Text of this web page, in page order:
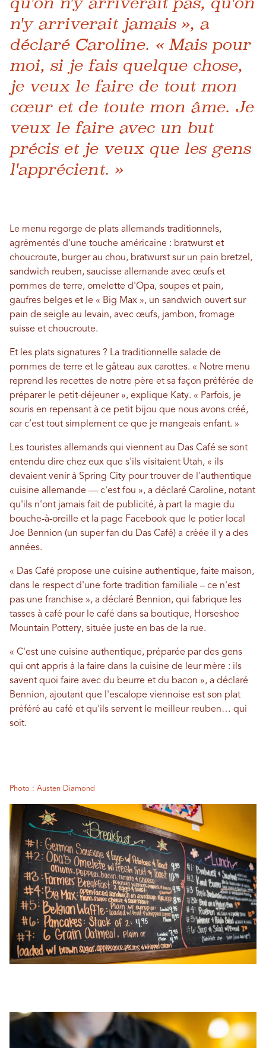
n'y arriverait jamais », a
déclaré Caroline. « Mais pour
moi, si je fais quelque chose,
je veux le faire de tout mon
cœur et de toute mon âme. Je
veux le faire avec un but
précis et je veux que les gens
l'apprécient. »
Le menu regorge de plats allemands traditionnels,
agrémentés d'une touche américaine : bratwurst et
choucroute, burger au chou, bratwurst sur un pain bretzel,
sandwich reuben, saucisse allemande avec œufs et
pommes de terre, omelette d'Opa, soupes et pain,
gaufres belges et le « Big Max », un sandwich ouvert sur
pain de seigle au levain, avec œufs, jambon, fromage
suisse et choucroute.
Et les plats signatures ? La traditionnelle salade de
pommes de terre et le gâteau aux carottes. « Notre menu
reprend les recettes de notre père et sa façon préférée de
préparer le petit-déjeuner », explique Katy. « Parfois, je
souris en repensant à ce petit bijou que nous avons créé,
car c’est tout simplement ce que je mangeais enfant. »
Les touristes allemands qui viennent au Das Café se sont
entendu dire chez eux que s'ils visitaient Utah, « ils
devaient venir à Spring City pour trouver de l'authentique
cuisine allemande — c'est fou », a déclaré Caroline, notant
qu'ils n'ont jamais fait de publicité, à part la magie du
bouche-à-oreille et la page Facebook que le potier local
Joe Bennion (un super fan du Das Café) a créée il y a des
années.
« Das Café propose une cuisine authentique, faite maison,
dans le respect d'une forte tradition familiale – ce n'est
pas une franchise », a déclaré Bennion, qui fabrique les
tasses à café pour le café dans sa boutique, Horseshoe
Mountain Pottery, située juste en bas de la rue.
« C'est une cuisine authentique, préparée par des gens
qui ont appris à la faire dans la cuisine de leur mère : ils
savent quoi faire avec du beurre et du bacon », a déclaré
Bennion, ajoutant que l'escalope viennoise est son plat
préféré au café et qu'ils servent le meilleur reuben… qui
soit.
Photo : Austen Diamond